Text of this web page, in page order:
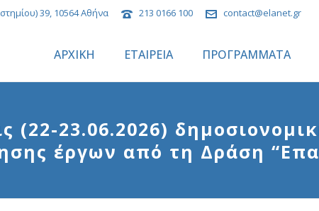
39, 10564 Αθήνα 213 0166 100 contact@elanet.gr
ΑΡΧΙΚΗ ΕΤΑΙΡΕΙΑ ΠΡΟΓΡΑΜΜΑΤΑ
(22-23.06.2026)
έργων από τη Δράση